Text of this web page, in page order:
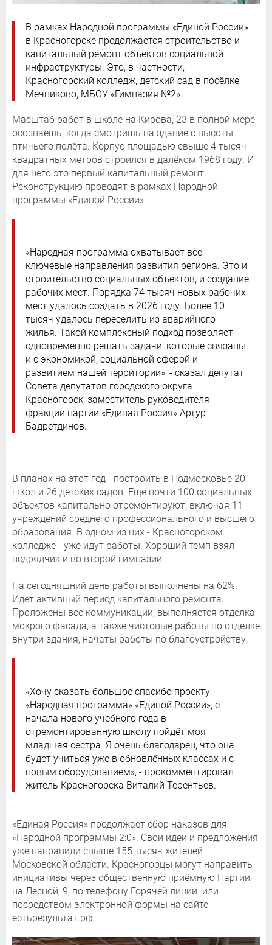
В рамках Народной программы «Единой России»
в Красногорске продолжается строительство и
капитальный ремонт объектов социальной
инфраструктуры. Это, в частности,
Красногорский колледж, детский сад в посёлке
Мечниково, МБОУ «Гимназия №2».
Масштаб работ в школе на Кирова, 23 в полной мере
осознаёшь, когда смотришь на здание с высоты
птичьего полёта. Корпус площадью свыше 4 тысяч
квадратных метров строился в далёком 1968 году. И
для него это первый капитальный ремонт.
Реконструкцию проводят в рамках Народной
программы «Единой России».
«Народная программа охватывает все
ключевые направления развития региона. Это и
строительство социальных объектов, и создание
рабочих мест. Порядка 74 тысяч новых рабочих
мест удалось создать в 2026 году. Более 10
тысяч удалось переселить из аварийного
жилья. Такой комплексный подход позволяет
одновременно решать задачи, которые связаны
и с экономикой, социальной сферой и
развитием нашей территории», - сказал депутат
Совета депутатов городского округа
Красногорск, заместитель руководителя
фракции партии «Единая Россия» Артур
Бадретдинов.
В планах на этот год - построить в Подмосковье 20
школ и 26 детских садов. Ещё почти 100 социальных
объектов капитально отремонтируют, включая 11
учреждений среднего профессионального и высшего
образования. В одном из них - Красногорском
колледже - уже идут работы. Хороший темп взял
подрядчик и во второй гимназии.
На сегодняшний день работы выполнены на 62%.
Идёт активный период капитального ремонта.
Проложены все коммуникации, выполняется отделка
мокрого фасада, а также чистовые работы по отделке
внутри здания, начаты работы по благоустройству.
«Хочу сказать большое спасибо проекту
«Народная программа» «Единой России», с
начала нового учебного года в
отремонтированную школу пойдёт моя
младшая сестра. Я очень благодарен, что она
будет учиться уже в обновлённых классах и с
новым оборудованием», - прокомментировал
житель Красногорска Виталий Терентьев.
«Единая Россия» продолжает сбор наказов для
«Народной программы 2:0». Свои идеи и предложения
уже направили свыше 155 тысяч жителей
Московской области. Красногорцы могут направить
инициативы через общественную приёмную Партии
на Лесной, 9, по телефону Горячей линии или
посредством электронной формы на сайте
естьрезультат.рф.